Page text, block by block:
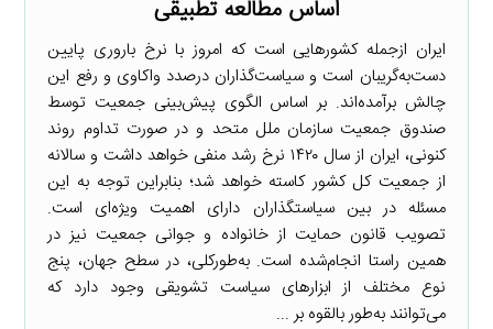
اساس مطالعه تطبیقی
ایران ازجمله کشورهایی است که امروز با نرخ باروری پایین
دست‌به‌گریبان است و سیاست‌گذاران درصدد واکاوی و رفع این
چالش برآمده‌اند. بر اساس الگوی پیش‌بینی جمعیت توسط
صندوق جمعیت سازمان ملل متحد و در صورت تداوم روند
کنونی، ایران از سال ۱۴۲۰ نرخ رشد منفی خواهد داشت و سالانه
از جمعیت کل کشور کاسته خواهد شد؛ بنابراین توجه به این
مسئله در بین سیاستگذاران دارای اهمیت ویژه‌ای است.
تصویب قانون حمایت از خانواده و جوانی جمعیت نیز در
همین راستا انجام‌شده است. به‌طورکلی، در سطح جهان، پنج
نوع مختلف از ابزارهای سیاست تشویقی وجود دارد که
می‌توانند به‌طور بالقوه بر ...